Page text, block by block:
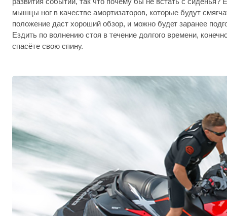
мышцы ног в качестве амортизаторов, которые будут
положение даст хороший обзор, и можно будет заранее
Ездить по волнению стоя в течение долгого времени,
спасёте свою спину.